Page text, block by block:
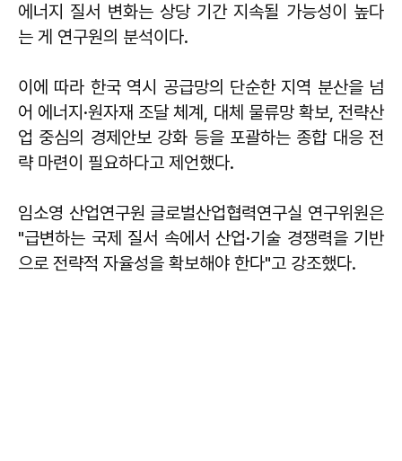
에너지 질서 변화는 상당 기간 지속될 가능성이 높다
는 게 연구원의 분석이다.
이에 따라 한국 역시 공급망의 단순한 지역 분산을 넘
어 에너지·원자재 조달 체계, 대체 물류망 확보, 전략산
업 중심의 경제안보 강화 등을 포괄하는 종합 대응 전
략 마련이 필요하다고 제언했다.
임소영 산업연구원 글로벌산업협력연구실 연구위원은
"급변하는 국제 질서 속에서 산업·기술 경쟁력을 기반
으로 전략적 자율성을 확보해야 한다"고 강조했다.